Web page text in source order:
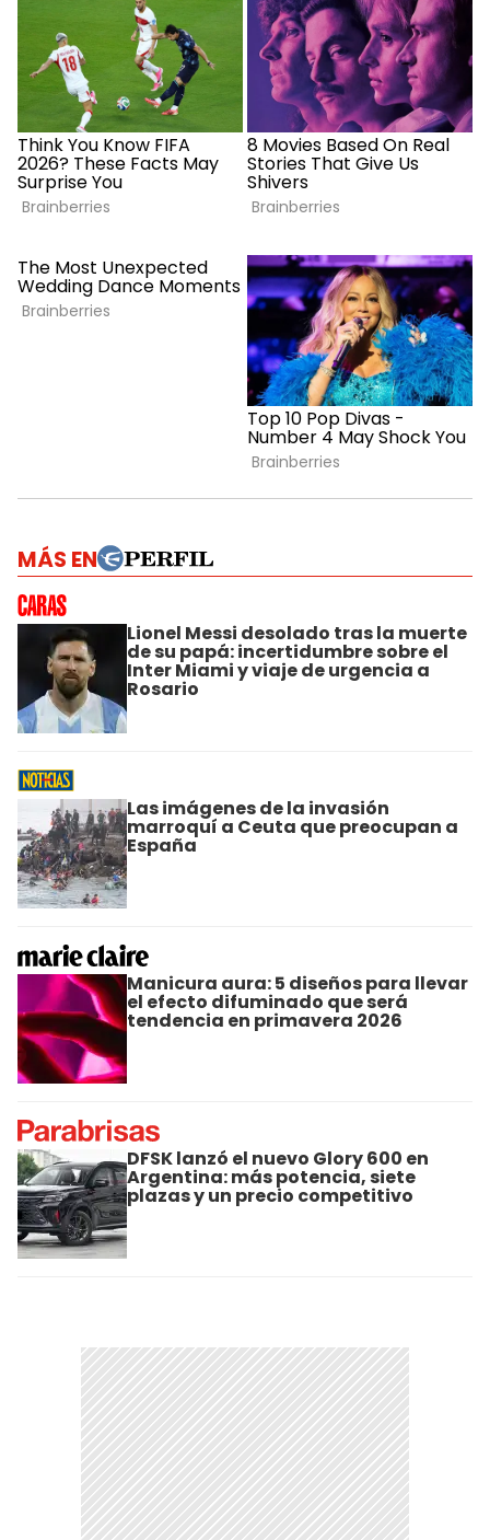
MÁS EN
Lionel Messi desolado tras la muerte
de su papá: incertidumbre sobre el
Inter Miami y viaje de urgencia a
Rosario
Las imágenes de la invasión
marroquí a Ceuta que preocupan a
España
Manicura aura: 5 diseños para llevar
el efecto difuminado que será
tendencia en primavera 2026
DFSK lanzó el nuevo Glory 600 en
Argentina: más potencia, siete
plazas y un precio competitivo